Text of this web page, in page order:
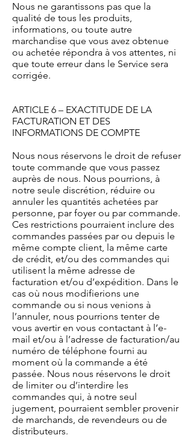
Nous ne garantissons pas que la
qualité de tous les produits,
informations, ou toute autre
marchandise que vous avez obtenue
ou achetée répondra à vos attentes, ni
que toute erreur dans le Service sera
corrigée.
ARTICLE 6 – EXACTITUDE DE LA
FACTURATION ET DES
INFORMATIONS DE COMPTE
Nous nous réservons le droit de refuser
toute commande que vous passez
auprès de nous. Nous pourrions, à
notre seule discrétion, réduire ou
annuler les quantités achetées par
personne, par foyer ou par commande.
Ces restrictions pourraient inclure des
commandes passées par ou depuis le
même compte client, la même carte
de crédit, et/ou des commandes qui
utilisent la même adresse de
facturation et/ou d’expédition. Dans le
cas où nous modifierions une
commande ou si nous venions à
l’annuler, nous pourrions tenter de
vous avertir en vous contactant à l’e-
mail et/ou à l’adresse de facturation/au
numéro de téléphone fourni au
moment où la commande a été
passée. Nous nous réservons le droit
de limiter ou d’interdire les
commandes qui, à notre seul
jugement, pourraient sembler provenir
de marchands, de revendeurs ou de
distributeurs.